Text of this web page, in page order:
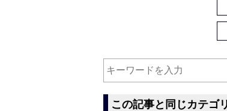
この記事と同じカテゴ